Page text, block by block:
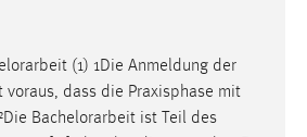
(1) 1Die Anmeldung der
voraus, dass die Praxisphase mit
Bachelorarbeit ist Teil des
die gewählte Sprache der Website.